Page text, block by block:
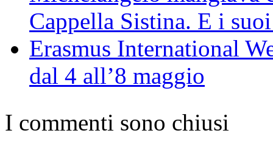
Cappella Sistina. E i
Erasmus International
dal 4 all’8 maggio
I commenti sono chiusi